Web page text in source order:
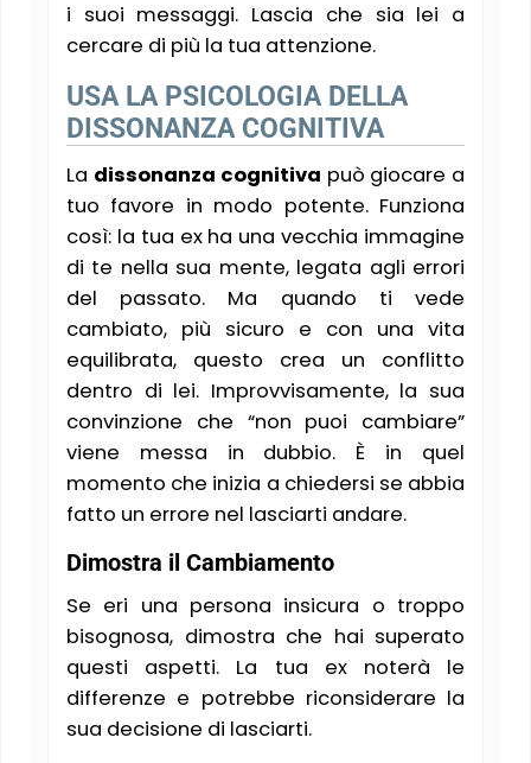
i suoi messaggi. Lascia che sia lei a
cercare di più la tua attenzione.
USA LA PSICOLOGIA DELLA
DISSONANZA COGNITIVA
La dissonanza cognitiva può giocare a
tuo favore in modo potente. Funziona
così: la tua ex ha una vecchia immagine
di te nella sua mente, legata agli errori
del passato. Ma quando ti vede
cambiato, più sicuro e con una vita
equilibrata, questo crea un conflitto
dentro di lei. Improvvisamente, la sua
convinzione che “non puoi cambiare”
viene messa in dubbio. È in quel
momento che inizia a chiedersi se abbia
fatto un errore nel lasciarti andare.
Dimostra il Cambiamento
Se eri una persona insicura o troppo
bisognosa, dimostra che hai superato
questi aspetti. La tua ex noterà le
differenze e potrebbe riconsiderare la
sua decisione di lasciarti.